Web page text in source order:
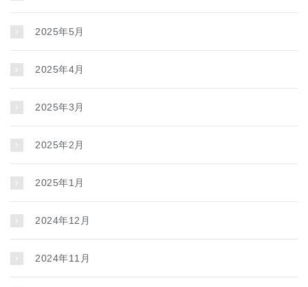
2025年5月
2025年4月
2025年3月
2025年2月
2025年1月
2024年12月
2024年11月